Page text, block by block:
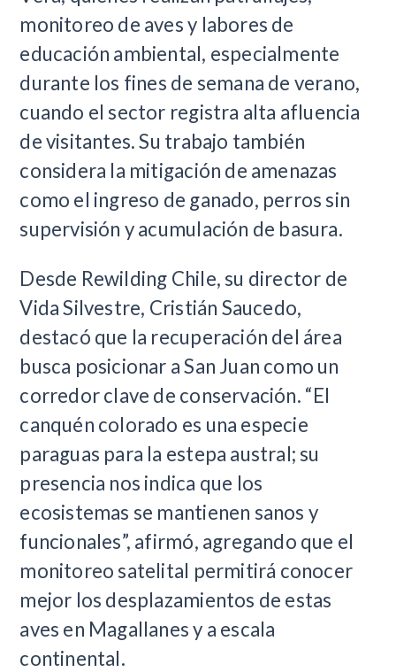
monitoreo de aves y labores de
educación ambiental, especialmente
durante los fines de semana de verano,
cuando el sector registra alta afluencia
de visitantes. Su trabajo también
considera la mitigación de amenazas
como el ingreso de ganado, perros sin
supervisión y acumulación de basura.
Desde Rewilding Chile, su director de
Vida Silvestre, Cristián Saucedo,
destacó que la recuperación del área
busca posicionar a San Juan como un
corredor clave de conservación. “El
canquén colorado es una especie
paraguas para la estepa austral; su
presencia nos indica que los
ecosistemas se mantienen sanos y
funcionales”, afirmó, agregando que el
monitoreo satelital permitirá conocer
mejor los desplazamientos de estas
aves en Magallanes y a escala
continental.